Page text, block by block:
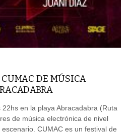
DE MÚSICA
en la playa Abracadabra (Ruta
de música electrónica de nivel
CUMAC es un festival de